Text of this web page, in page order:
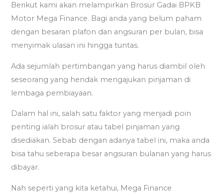
Berikut kami akan melampirkan Brosur Gadai BPKB
Motor Mega Finance. Bagi anda yang belum paham
dengan besaran plafon dan angsuran per bulan, bisa
menyimak ulasan ini hingga tuntas.
Ada sejumlah pertimbangan yang harus diambil oleh
seseorang yang hendak mengajukan pinjaman di
lembaga pembiayaan.
Dalam hal ini, salah satu faktor yang menjadi poin
penting ialah brosur atau tabel pinjaman yang
disediakan. Sebab dengan adanya tabel ini, maka anda
bisa tahu seberapa besar angsuran bulanan yang harus
dibayar.
Nah seperti yang kita ketahui, Mega Finance